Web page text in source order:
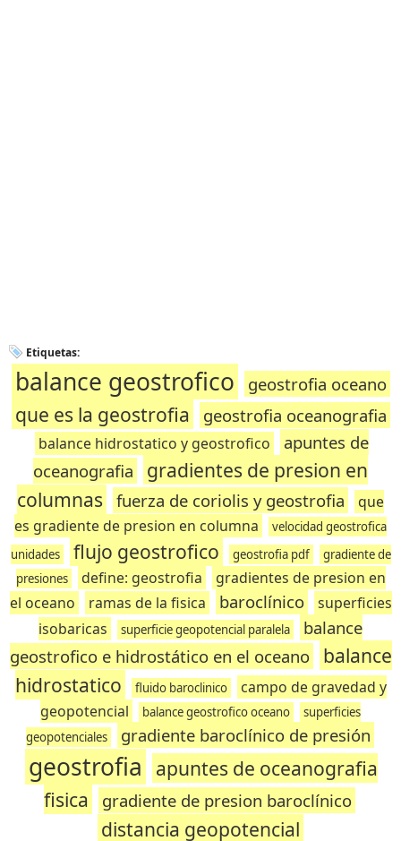
Etiquetas:
balance geostrofico geostrofia oceano
que es la geostrofia geostrofia oceanografia
balance hidrostatico y geostrofico
apuntes de
oceanografia
gradientes de presion en
columnas fuerza de coriolis y geostrofia
que
es gradiente de presion en columna
velocidad geostrofica
unidades
flujo geostrofico geostrofia pdf
gradiente de
presiones
define: geostrofia
gradientes de presion en
el oceano
ramas de la fisica baroclínico
superficies
isobaricas
superficie geopotencial paralela
balance
geostrofico e hidrostático en el oceano
balance
hidrostatico
fluido baroclinico
campo de gravedad y
geopotencial
balance geostrofico oceano
superficies
geopotenciales
gradiente baroclínico de presión
geostrofia
apuntes de oceanografia
fisica
gradiente de presion baroclínico
distancia geopotencial